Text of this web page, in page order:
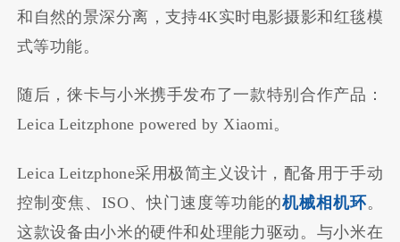
和自然的景深分离，支持4K实时电影摄影和红毯模
式等功能。
随后，徕卡与小米携手发布了一款特别合作产品：
Leica Leitzphone powered by Xiaomi。
Leica Leitzphone采用极简主义设计，配备用于手动
控制变焦、ISO、快门速度等功能的机械相机环。
这款设备由小米的硬件和处理能力驱动。与小米在